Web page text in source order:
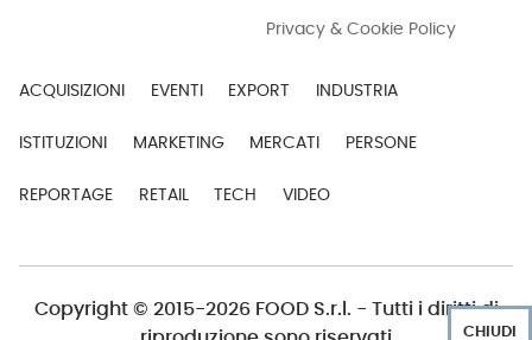
Privacy & Cookie Policy
ACQUISIZIONI EVENTI EXPORT INDUSTRIA
ISTITUZIONI MARKETING MERCATI PERSONE
REPORTAGE RETAIL TECH VIDEO
Copyright © 2015-2026 FOOD S.r.l. - Tutti i diritti di
CHIUDI